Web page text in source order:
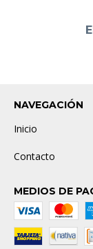
NAVEGACIÓN
Inicio
Contacto
MEDIOS DE